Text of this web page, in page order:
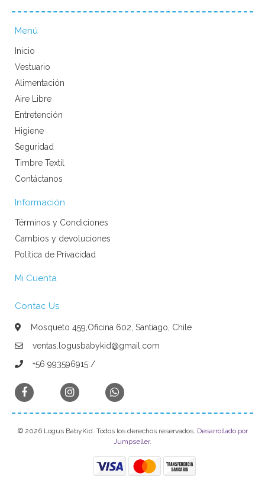
Menú
Inicio
Vestuario
Alimentación
Aire Libre
Entretención
Higiene
Seguridad
Timbre Textil
Contáctanos
Información
Términos y Condiciones
Cambios y devoluciones
Política de Privacidad
Mi Cuenta
Contac Us
Mosqueto 459,Oficina 602, Santiago, Chile
ventas.logusbabykid@gmail.com
+56 993596915 /
© 2026 Logus BabyKid. Todos los derechos reservados. Desarrollado por
Jumpseller.